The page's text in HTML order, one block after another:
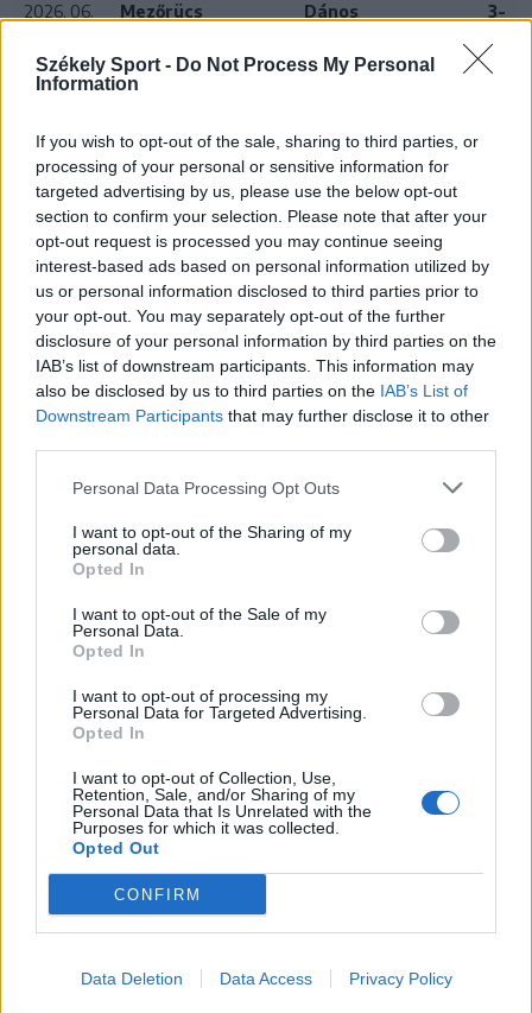
Székely Sport - Do Not Process My Personal
Information
If you wish to opt-out of the sale, sharing to third parties, or
processing of your personal or sensitive information for
targeted advertising by us, please use the below opt-out
section to confirm your selection. Please note that after your
opt-out request is processed you may continue seeing
interest-based ads based on personal information utilized by
us or personal information disclosed to third parties prior to
your opt-out. You may separately opt-out of the further
disclosure of your personal information by third parties on the
IAB’s list of downstream participants. This information may
also be disclosed by us to third parties on the IAB’s List of
Downstream Participants that may further disclose it to other
Personal Data Processing Opt Outs
I want to opt-out of the Sharing of my
personal data.
Opted In
I want to opt-out of the Sale of my
Personal Data.
Opted In
I want to opt-out of processing my
Personal Data for Targeted Advertising.
Opted In
I want to opt-out of Collection, Use,
Retention, Sale, and/or Sharing of my
Personal Data that Is Unrelated with the
Purposes for which it was collected.
Opted Out
CONFIRM
Data Deletion Data Access Privacy Policy
2026. 06.
Mezőrücs Dános
3-
2026. 06.
Dános Radnóti SK
24 ÓRA LEGOLVASOTTABB
23:30
Corbu bombagólja döntött, előnyből várja a
visszavágót a Ferencváros
21:08
Drámai meccsen, a hosszabbításban búcsúzott a
kupától a Kézdivásárhelyi SE
20:34
Könnyed győzelemmel jutott tovább a Gyergyói VSK
19:55
Minden csapat visszaíratkozott, alig változik az
Udvarhely körzeti focibajnokság összetétele
19:16
15:50
Intenzív felkészülés után magabiztosan várják a
bajnoki rajtot az FK Csíkszereda fiataljai
14:42
Visszavonul a Brassóban és Csíkszeredában is védő
kapus
13:39
Szembementek a trenddel: a Sepsi OSK és az FK